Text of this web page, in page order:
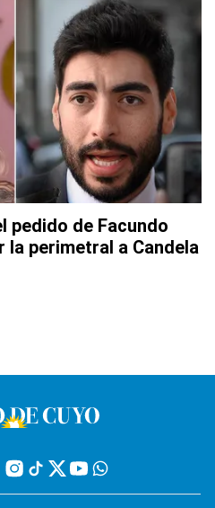
pedido de Facundo
la perimetral a Candela